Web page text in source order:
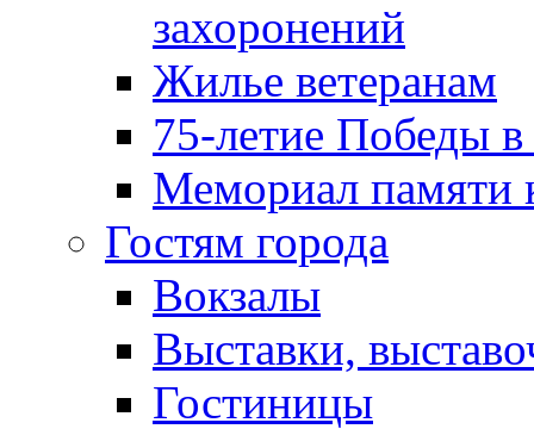
захоронений
Жилье ветеранам
75-летие Победы
Мемориал памяти
Гостям города
Вокзалы
Выставки,
Гостиницы